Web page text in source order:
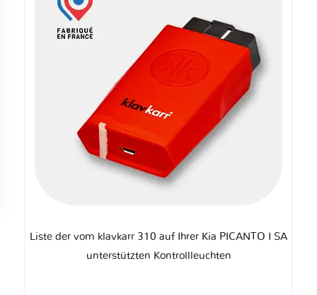
Liste der vom klavkarr 310 auf Ihrer Kia PICANTO I SA
unterstützten Kontrollleuchten